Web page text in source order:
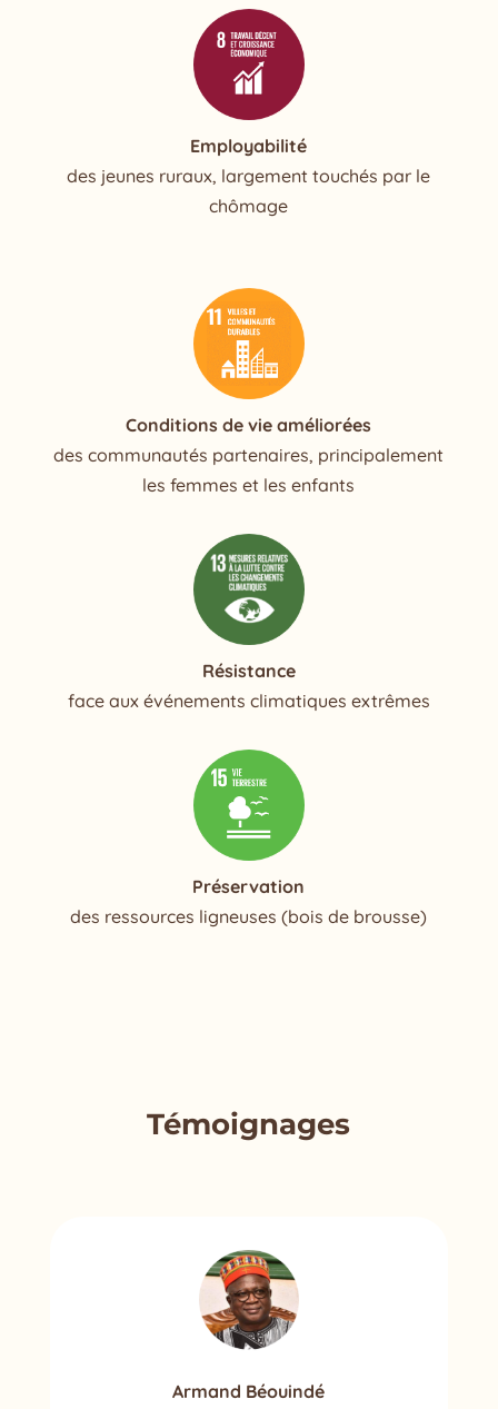
Employabilité
des jeunes ruraux, largement touchés par le
chômage
Conditions de vie améliorées
des communautés partenaires, principalement
les femmes et les enfants
Résistance
face aux événements climatiques extrêmes
Préservation
des ressources ligneuses (bois de brousse)
Témoignages
Armand Béouindé